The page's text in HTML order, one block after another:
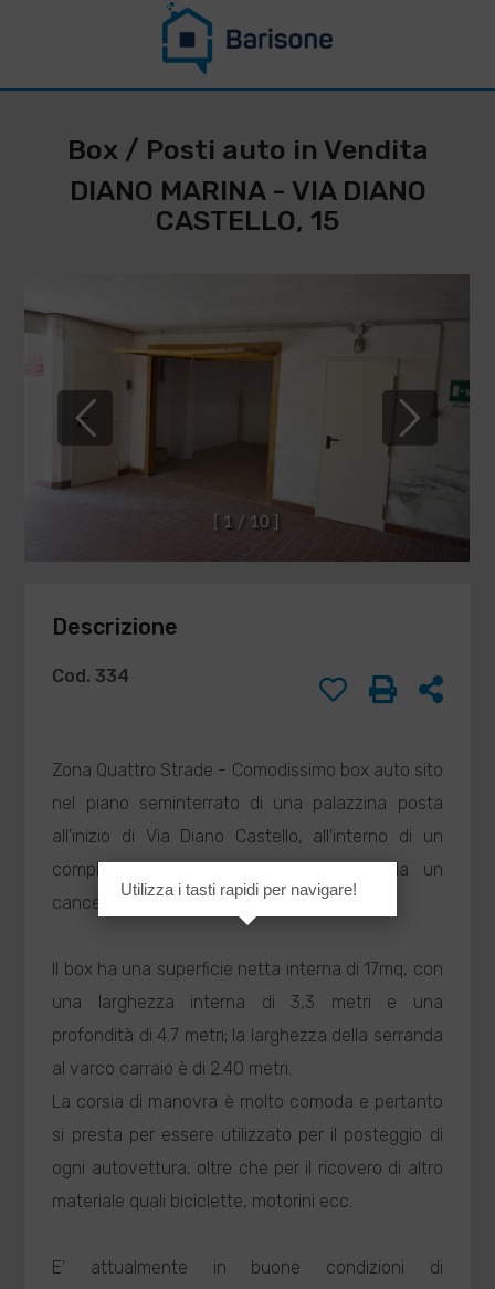
RESTARE
AGGIORNATO SU
QUESTO
IMMOBILE
IMMOBILIARE
BARISONE
Nome
Cognome
Email
Compilando ed
modulo di
dell'informativa
privacy.
INVIA
Box / Posti auto in Vendita
DIANO MARINA - VIA DIANO
CASTELLO, 15
1 / 10
Descrizione
Cod. 334
Zona Quattro Strade - Comodissimo box auto sito
nel piano seminterrato di una palazzina posta
all'inizio di Via Diano Castello, all'interno di un
complesso recintato e con accesso da un
cancello carraio automatico.
Il box ha una superficie netta interna di 17mq, con
una larghezza interna di 3,3 metri e una
profondità di 4.7 metri; la larghezza della serranda
al varco carraio è di 2.40 metri.
La corsia di manovra è molto comoda e pertanto
si presta per essere utilizzato per il posteggio di
ogni autovettura, oltre che per il ricovero di altro
materiale quali biciclette, motorini ecc.
E' attualmente in buone condizioni di
Utilizza i tasti rapidi per navigare!